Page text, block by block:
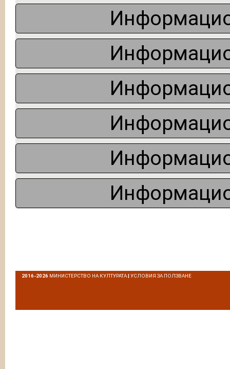
2016-2026 МИНИСТЕРСТВО НА КУЛТУРАТА|УСЛОВИЯ ЗА ПОЛЗВАНЕ